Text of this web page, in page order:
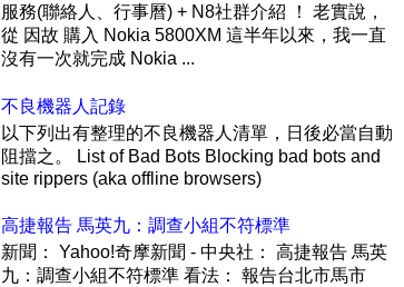
服務(聯絡人、行事曆) + N8社群介紹 ！ 老實說，
從 因故 購入 Nokia 5800XM 這半年以來，我一直
沒有一次就完成 Nokia ...
不良機器人記錄
以下列出有整理的不良機器人清單，日後必當自動
阻擋之。 List of Bad Bots Blocking bad bots and
site rippers (aka offline browsers)
高捷報告 馬英九：調查小組不符標準
新聞： Yahoo!奇摩新聞 - 中央社： 高捷報告 馬英
九：調查小組不符標準 看法： 報告台北市馬市